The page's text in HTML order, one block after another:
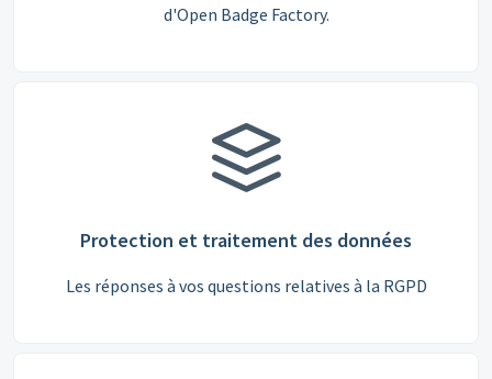
d'Open Badge Factory.
Protection et traitement des données
Les réponses à vos questions relatives à la RGPD